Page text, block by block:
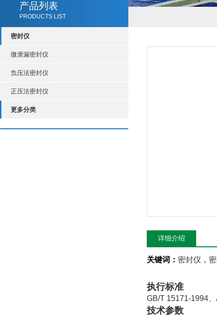
产品列表
PRODUCTS LIST
密封仪
微泄漏密封仪
负压法密封仪
正压法密封仪
更多分类
详细介绍
关键词： 密封仪，
执行标准
GB/T 15171-1994
技术参数